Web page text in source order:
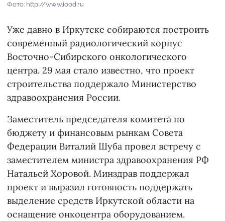
Фото: http://www.iood.ru
Уже давно в Иркутске собираются построить
современный радиологический корпус
Восточно-Сибирского онкологического
центра. 29 мая стало известно, что проект
строительства поддержало Министерство
здравоохранения России.
Заместитель председателя комитета по
бюджету и финансовым рынкам Совета
Федерации Виталий Шуба провел встречу с
заместителем министра здравоохранения РФ
Натальей Хоровой. Минздрав поддержал
проект и выразил готовность поддержать
выделение средств Иркутской области на
оснащение онкоцентра оборудованием.